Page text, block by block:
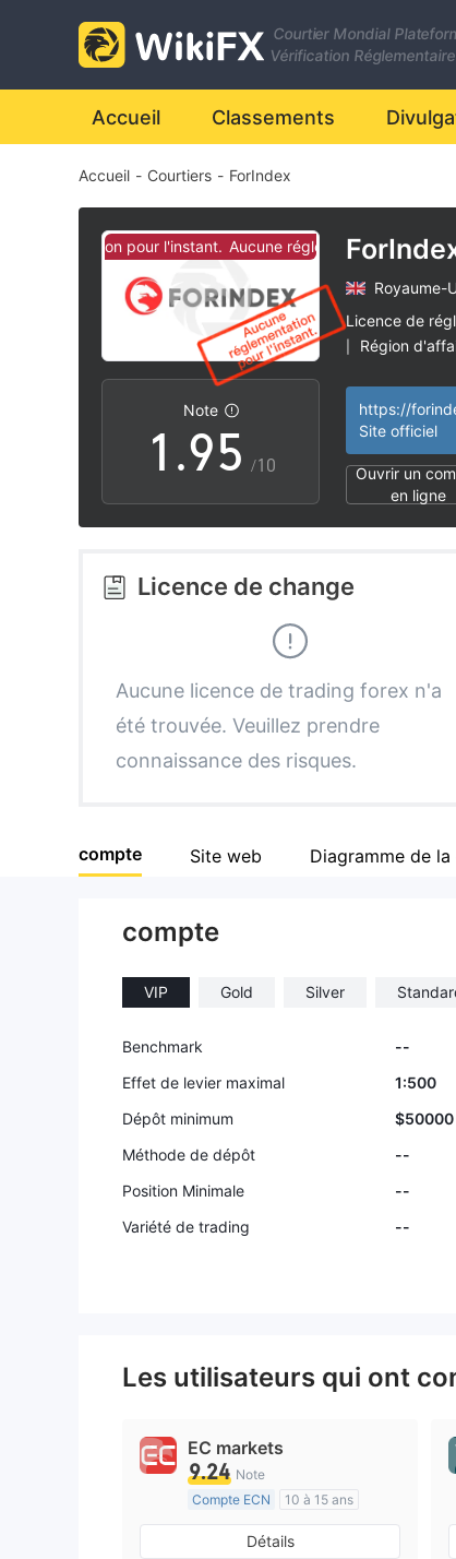
Courtier Mondial
Vérification Réglementaire
Accueil Classements
Accueil - Courtiers - ForIndex
pour l'instant. Aucune réglementation pour
Note
0
1
2
3
5
6
9
.
3
4
5
6
7
8
9
0
1
2
3
4
5
6
7
9
/10
Royaume-
Licence de
Région
https://
Site officiel
Ouvrir un
en ligne
Licence de change
Aucune licence de trading forex n'a
été trouvée. Veuillez prendre
connaissance des risques.
compte Site web Diagramme de
compte
VIP Gold Silver
Benchmark --
Effet de levier maximal
1:500
Dépôt minimum
$50000
Méthode de dépôt
--
Position Minimale
--
Variété de trading
--
Les utilisateurs qui ont
EC markets
9.24 Note
Compte ECN
10 à 15 ans
Réglementation de Australie
Market Making (MM)
Détails